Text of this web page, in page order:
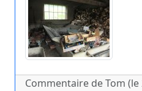
Commentaire de Tom (le